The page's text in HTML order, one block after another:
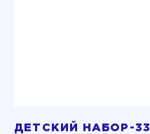
ДЕТСКИЙ НАБОР-33